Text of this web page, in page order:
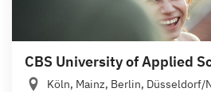
CBS University of Applied
Köln, Mainz, Berlin, Düsseldorf/